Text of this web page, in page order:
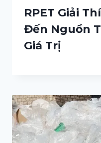
RPET Giải
Đến Nguồn
Giá Trị